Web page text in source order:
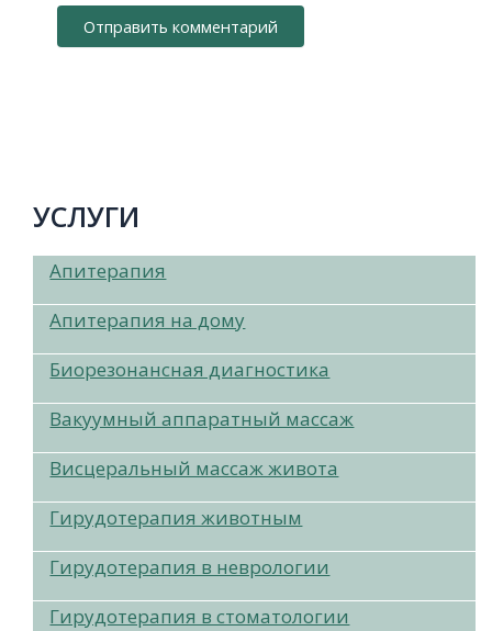
УСЛУГИ
Апитерапия
Апитерапия на дому
Биорезонансная диагностика
Вакуумный аппаратный массаж
Висцеральный массаж живота
Гирудотерапия животным
Гирудотерапия в неврологии
Гирудотерапия в стоматологии